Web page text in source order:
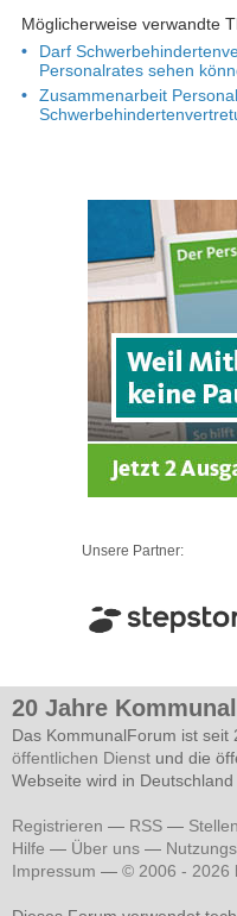
Möglicherweise verwandte
Darf
Personalrates sehen
Zusammenarbeit
Unsere Partner:
20 Jahre
Das KommunalForum ist
öffentlichen Dienst und die
Webseite wird in
Registrieren — RSS —
Hilfe — Über uns —
Impressum — © 2006 - 2026